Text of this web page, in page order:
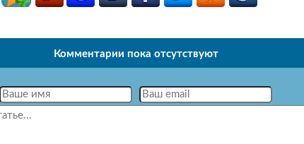
Комментарии пока отсутствуют